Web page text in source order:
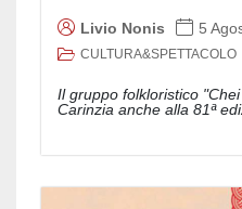
Livio Nonis 5
CULTURA&SPETTACOLO
Il gruppo folkloristico
Carinzia anche alla 81ª